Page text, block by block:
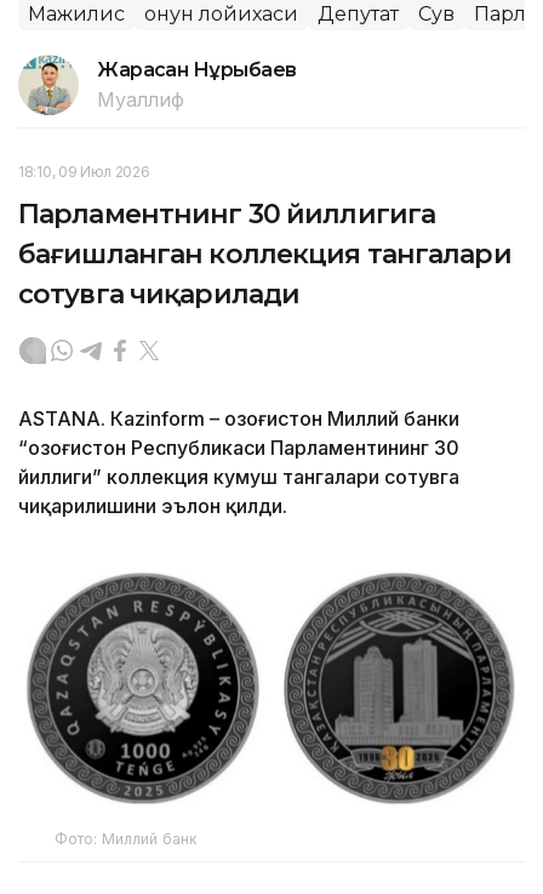
Мажилис Қонун лойихаси Депутат Сув
Жарасқан Нұрыбаев
Муаллиф
18:10, 09 Июл 2026
Парламентнинг 30 йиллигига
бағишланган коллекция тангалари
сотувга чиқарилади
ASTANА. Кazinform – Қозоғистон Миллий банки
“Қозоғистон Республикаси Парламентининг 30
йиллиги” коллекция кумуш тангалари сотувга
чиқарилишини эълон қилди.
Фото: Миллий банк